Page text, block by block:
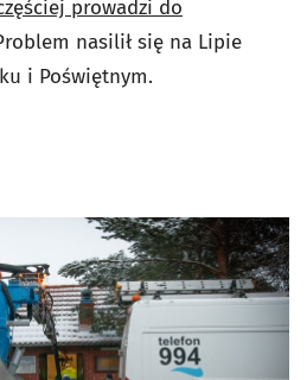
prowadzi do
nasilił się na Lipie
i Poświętnym.